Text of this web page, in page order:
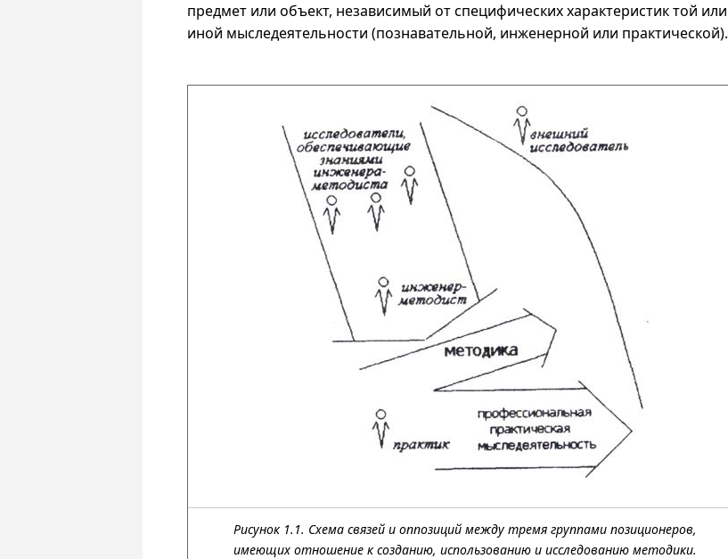
предмет или объект, независимый от специфических характеристик той или
иной мыследеятельности (познавательной, инженерной или практической).
Рисунок 1.1. Схема связей и оппозиций между тремя группами позиционеров,
имеющих отношение к созданию, использованию и исследованию методики.